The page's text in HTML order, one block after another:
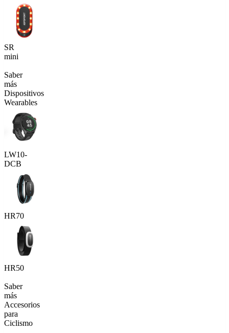
SR
mini
Saber
más
Dispositivos
Wearables
LW10-
DCB
HR70
HR50
Saber
más
Accesorios
para
Ciclismo